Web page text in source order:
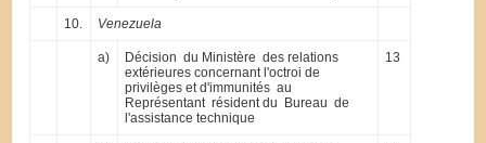
10. Venezuela
a)
Décision du Ministère des relations
extérieures concernant l'octroi de
privilèges et d'immunités au
Représentant résident du Bureau de
l'assistance technique
13